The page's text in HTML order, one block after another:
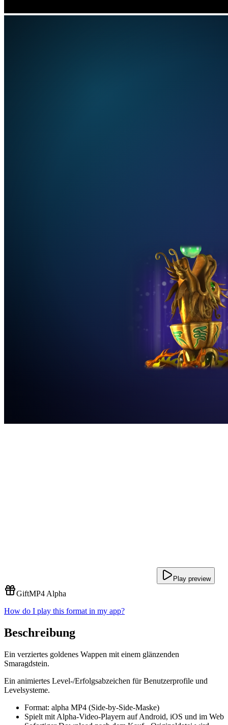
Play preview
GiftMP4 Alpha
How do I play this format in my app?
Beschreibung
Ein verziertes goldenes Wappen mit einem glänzenden
Smaragdstein.
Ein animiertes Level-/Erfolgsabzeichen für Benutzerprofile und
Levelsysteme.
Format: alpha MP4 (Side-by-Side-Maske)
Spielt mit Alpha-Video-Playern auf Android, iOS und im Web